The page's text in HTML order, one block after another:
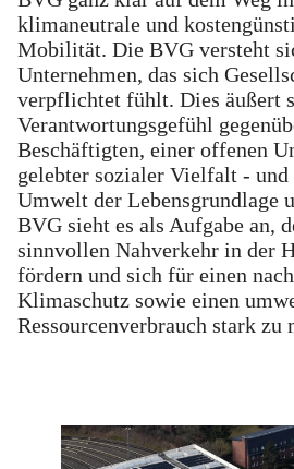
klimaneutrale und
Mobilität. Die BVG versteht
Unternehmen, das sich
verpflichtet fühlt. Dies äußert
Verantwortungsgefühl
Beschäftigten, einer offenen
gelebter sozialer Vielfalt -
Umwelt der Lebensgrundlage
BVG sieht es als Aufgabe an,
sinnvollen Nahverkehr in der
fördern und sich für einen
Klimaschutz sowie einen
Ressourcenverbrauch stark zu